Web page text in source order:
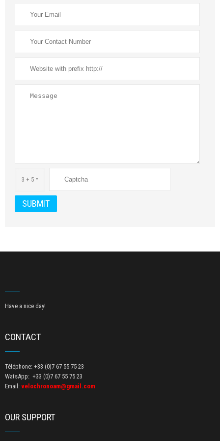
3 + 5 =
Have a nice day!
CONTACT
Téléphone: +33 (0)7 67 55 75 23
WatsApp: +33 (0)7 67 55 75 23
Email: velochronoam@gmail.com
OUR SUPPORT